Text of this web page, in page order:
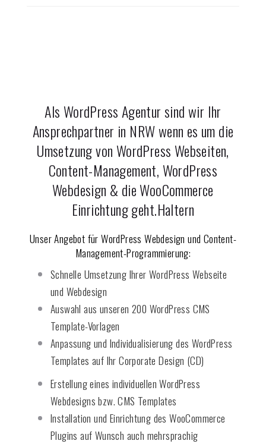
Als WordPress Agentur sind wir Ihr
Ansprechpartner in NRW wenn es um die
Umsetzung von WordPress Webseiten,
Content-Management, WordPress
Webdesign & die WooCommerce
Einrichtung geht.Haltern
Unser Angebot für WordPress Webdesign und Content-
Management-Programmierung:
Schnelle Umsetzung Ihrer WordPress Webseite
und Webdesign
Auswahl aus unseren 200 WordPress CMS
Template-Vorlagen
Anpassung und Individualisierung des WordPress
Templates auf Ihr Corporate Design (CD)
Erstellung eines individuellen WordPress
Webdesigns bzw. CMS Templates
Installation und Einrichtung des WooCommerce
Plugins auf Wunsch auch mehrsprachig